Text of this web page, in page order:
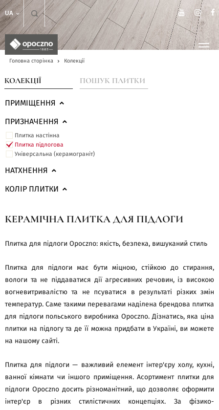
UA
Головна сторінка Колекції
КОЛЕКЦІЇ ПОШУК ПЛИТКИ
ПРИМІЩЕННЯ
ПРИЗНАЧЕННЯ
Плитка настінна
Плитка підлогова
Універсальна (керамограніт)
НАТХНЕННЯ
КОЛІР ПЛИТКИ
КЕРАМІЧНА ПЛИТКА ДЛЯ ПІДЛОГИ
Плитка для підлоги Opoczno: якість, безпека, вишуканий стиль
Плитка для підлоги має бути міцною, стійкою до стирання,
вологи та не піддаватися дії агресивних речовин, із високою
вогневитривалістю та не псуватися в результаті різких змін
температур. Саме такими перевагами наділена брендова плитка
для підлоги польського виробника Opoczno. Дізнатись, яка ціна
плитки на підлогу та де її можна придбати в Україні, ви можете
на нашому сайті.
Плитка для підлоги — важливий елемент інтер'єру холу, кухні,
ванної кімнати чи іншого приміщення. Асортимент плитки для
підлоги Opoczno досить різноманітний, що дозволяє оформити
інтер'єр в різних стилістичних концепціях. За фізико-